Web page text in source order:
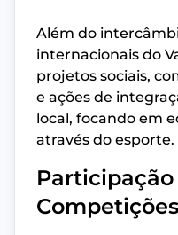
Além do
internacionais do
projetos sociais,
e ações de
local, focando em
através do esporte.
Competições